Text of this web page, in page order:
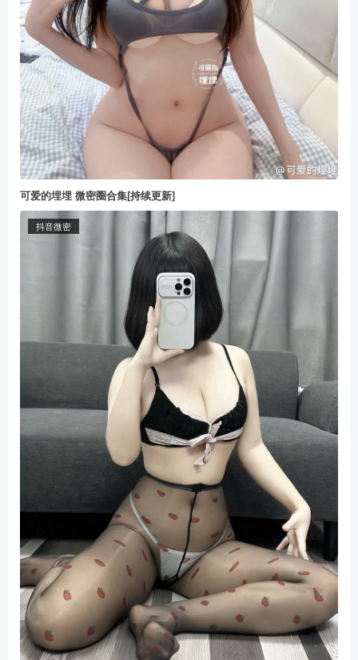
可爱的埋埋 微密圈合集[持续更新]
抖音微密